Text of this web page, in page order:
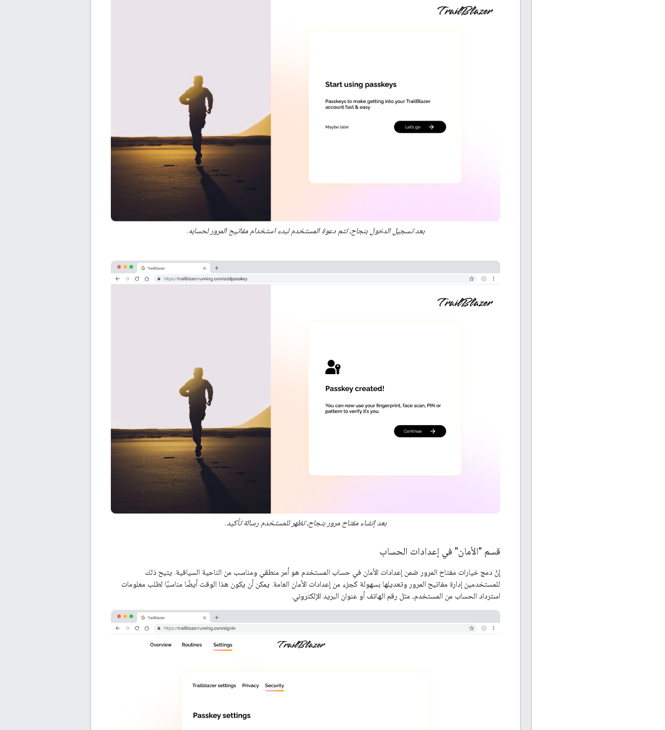
بعد تسجيل الدخول بنجاح، تتم دعوة المستخدم لبدء استخدام مفاتيح المرور لحسابه.
بعد إنشاء مفتاح مرور بنجاح، تظهر للمستخدم رسالة تأكيد.
قسم "الأمان" في إعدادات الحساب
إنّ دمج خيارات مفتاح المرور ضمن إعدادات الأمان في حساب المستخدم هو أمر منطقي ومناسب من الناحية السياقية. يتيح ذلك
للمستخدمين إدارة مفاتيح المرور وتعديلها بسهولة كجزء من إعدادات الأمان العامة. يمكن أن يكون هذا الوقت أيضًا مناسبًا لطلب معلومات
استرداد الحساب من المستخدم، مثل رقم الهاتف أو عنوان البريد الإلكتروني.